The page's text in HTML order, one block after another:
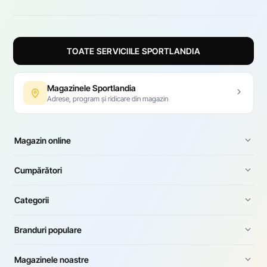
TOATE SERVICIILE SPORTLANDIA
Magazinele Sportlandia
Adrese, program și ridicare din magazin
Magazin online
Cumpărători
Categorii
Branduri populare
Magazinele noastre